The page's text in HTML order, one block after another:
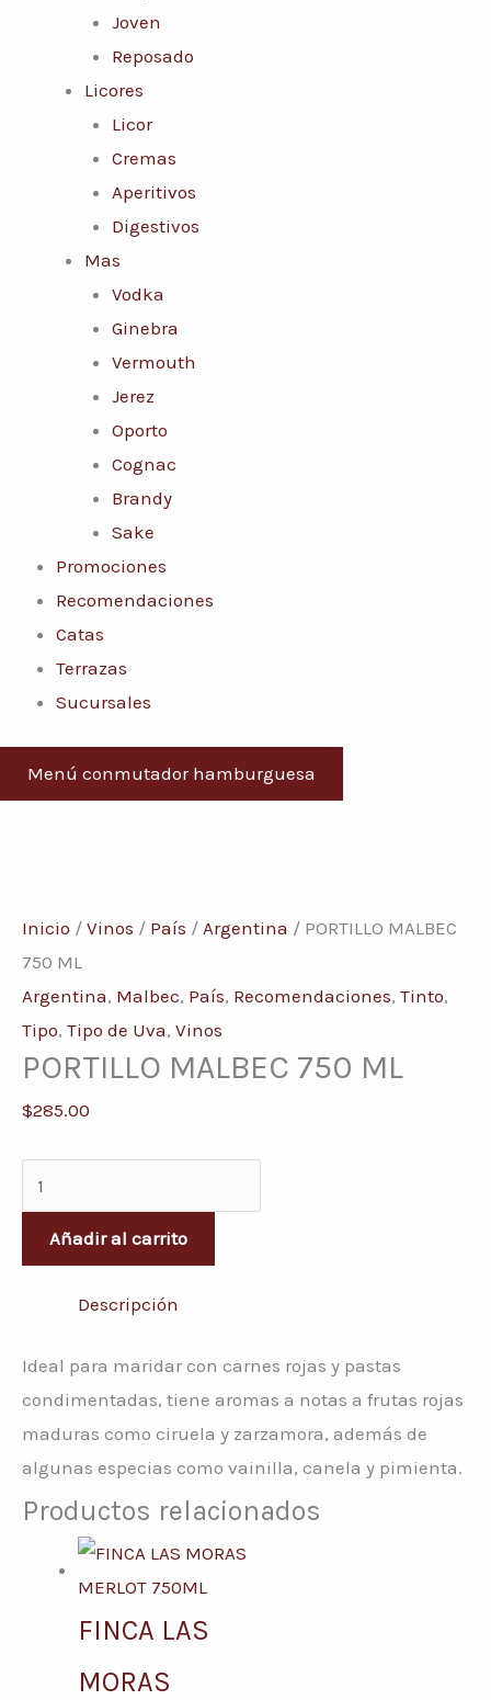
Joven
Reposado
Licores
Licor
Cremas
Aperitivos
Digestivos
Mas
Vodka
Ginebra
Vermouth
Jerez
Oporto
Cognac
Brandy
Sake
Promociones
Recomendaciones
Catas
Terrazas
Sucursales
Menú conmutador hamburguesa
Inicio / Vinos / País / Argentina / PORTILLO MALBEC
750 ML
Argentina, Malbec, País, Recomendaciones, Tinto,
Tipo, Tipo de Uva, Vinos
PORTILLO MALBEC 750 ML
$285.00
MALBEC
750
ML
cantidad
Añadir al carrito
Descripción
Ideal para maridar con carnes rojas y pastas
condimentadas, tiene aromas a notas a frutas rojas
maduras como ciruela y zarzamora, además de
algunas especias como vainilla, canela y pimienta.
Productos relacionados
FINCA LAS
MORAS